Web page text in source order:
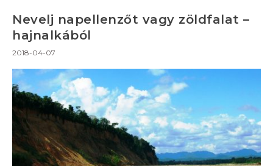
Nevelj napellenzőt vagy zöldfalat –
hajnalkából
2018-04-07